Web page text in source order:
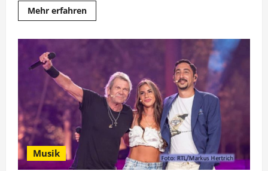
Mehr erfahrenMehr
Informationen
meinen
Schlager“:
Musik
von
Matthias
Musik